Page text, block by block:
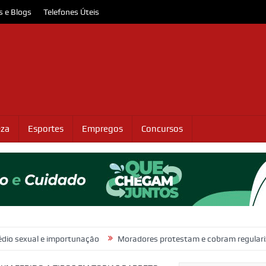
e Blogs Telefones Úteis
Esportes Empregos Concursos
importunação Moradores protestam e cobram regularização de